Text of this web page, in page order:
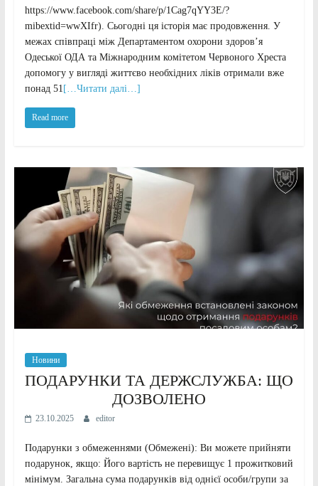
https://www.facebook.com/share/p/1Cag7qYY3E/?
mibextid=wwXIfr). Сьогодні ця історія має продовження. У
межах співпраці між Департаментом охорони здоров’я
Одеської ОДА та Міжнародним комітетом Червоного Хреста
допомогу у вигляді життєво необхідних ліків отримали вже
понад 51 […Читати далі…]
Read more
Новини
ПОДАРУНКИ ТА ДЕРЖСЛУЖБА: ЩО
ДОЗВОЛЕНО
23.10.2025 editor
Подарунки з обмеженнями (Обмежені): Ви можете прийняти
подарунок, якщо: Його вартість не перевищує 1 прожитковий
мінімум. Загальна сума подарунків від однієї особи/групи за